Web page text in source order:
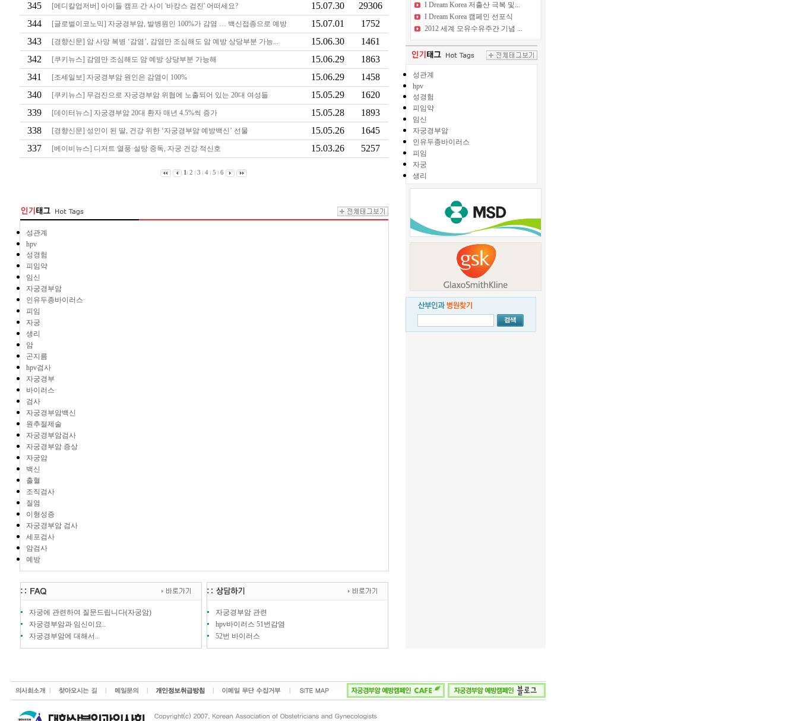
345
[메디칼업저버] 아이들 캠프 간 사이 '바캉스 검진' 어떠세요? 15.07.30
29306
344
[글로벌이코노믹] 자궁경부암, 발병원인 100%가 감염 … 백신접종으로 예방 15.07.01
1752
343
[경향신문] 암 사망 복병 ‘감염’, 감염만 조심해도 암 예방 상당부분 가능... 15.06.30
1461
342
[쿠키뉴스] 감염만 조심해도 암 예방 상당부분 가능해 15.06.29
1863
341
[조세일보] 자궁경부암 원인은 감염이 100% 15.06.29
1458
340
[쿠키뉴스] 무검진으로 자궁경부암 위협에 노출되어 있는 20대 여성들 15.05.29
1620
339
[데이터뉴스] 자궁경부암 20대 환자 매년 4.5%씩 증가 15.05.28
1893
338
[경향신문] 성인이 된 딸, 건강 위한 ‘자궁경부암 예방백신’ 선물 15.05.26
1645
337
[베이비뉴스] 디저트 열풍·설탕 중독, 자궁 건강 적신호 15.03.26 5257
1 2 3 4 5 6
성관계
hpv
성경험
피임약
임신
자궁경부암
인유두종바이러스
피임
자궁
생리
암
곤지름
hpv검사
자궁경부
바이러스
검사
자궁경부암백신
원추절제술
자궁경부암검사
자궁경부암 증상
자궁암
백신
출혈
조직검사
질염
이형성증
자궁경부암 검사
세포검사
암검사
예방
자궁에 관련하여 질문드립니다(자궁암)
자궁경부암과 임신이요..
자궁경부암에 대해서..
자궁경부암 관련
hpv바이러스 51번감염
52번 바이러스
I Dream Korea 저출산 극복 및...
I Dream Korea 캠페인 선포식
2012 세계 모유수유주간 기념 ...
성관계
hpv
성경험
피임약
임신
자궁경부암
인유두종바이러스
피임
자궁
생리